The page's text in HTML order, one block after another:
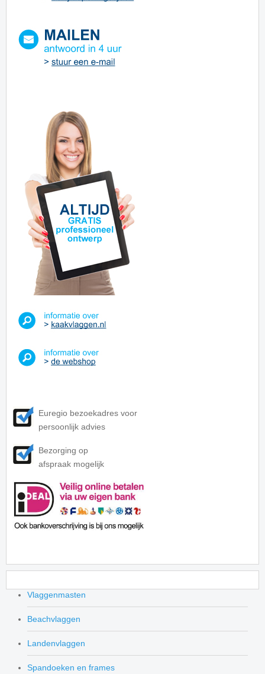
Euregio bezoekadres voor
persoonlijk advies
Bezorging op
afspraak mogelijk
Vlaggenmasten
Beachvlaggen
Landenvlaggen
Spandoeken en frames